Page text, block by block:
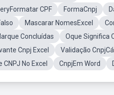
CPF FormaCnpj
Mascarar NomesExcel
Concluídas
Oque Significa
Cnpj Excel
Validação
No Excel CnpjEm Word